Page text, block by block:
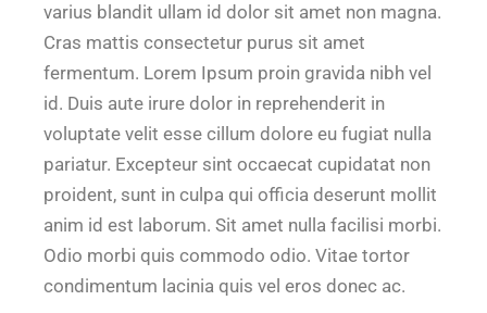
varius blandit ullam id dolor sit amet non magna.
Cras mattis consectetur purus sit amet
fermentum. Lorem Ipsum proin gravida nibh vel
id. Duis aute irure dolor in reprehenderit in
voluptate velit esse cillum dolore eu fugiat nulla
pariatur. Excepteur sint occaecat cupidatat non
proident, sunt in culpa qui officia deserunt mollit
anim id est laborum. Sit amet nulla facilisi morbi.
Odio morbi quis commodo odio. Vitae tortor
condimentum lacinia quis vel eros donec ac.